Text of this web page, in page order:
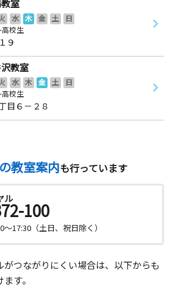
室
水 木 金 土
日
高校生
９
教室
水 木 金 土
日
校生
目６－２８
教室案内も行っています
ル
100
～17:30（土日、祝日除く）
がつながりにくい場合は、以下からも
す。